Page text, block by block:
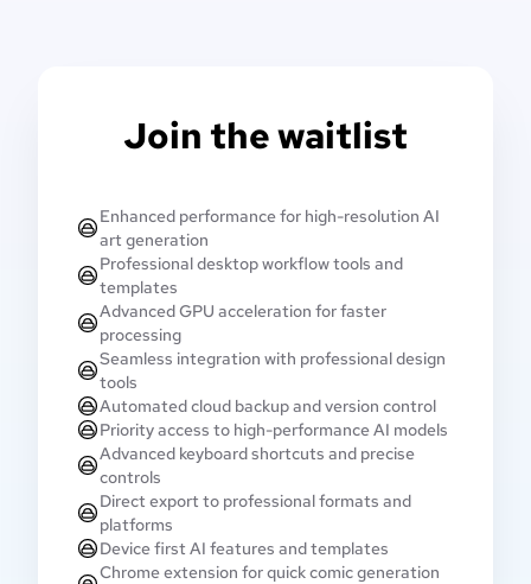
Join the waitlist
Enhanced performance for high-resolution AI
art generation
Professional desktop workflow tools and
templates
Advanced GPU acceleration for faster
processing
Seamless integration with professional design
tools
Automated cloud backup and version control
Priority access to high-performance AI models
Advanced keyboard shortcuts and precise
controls
Direct export to professional formats and
platforms
Device first AI features and templates
Chrome extension for quick comic generation